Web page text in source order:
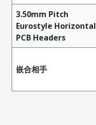
3.50mm Pitch
Eurostyle Horizontal
PCB Headers
嵌合相手